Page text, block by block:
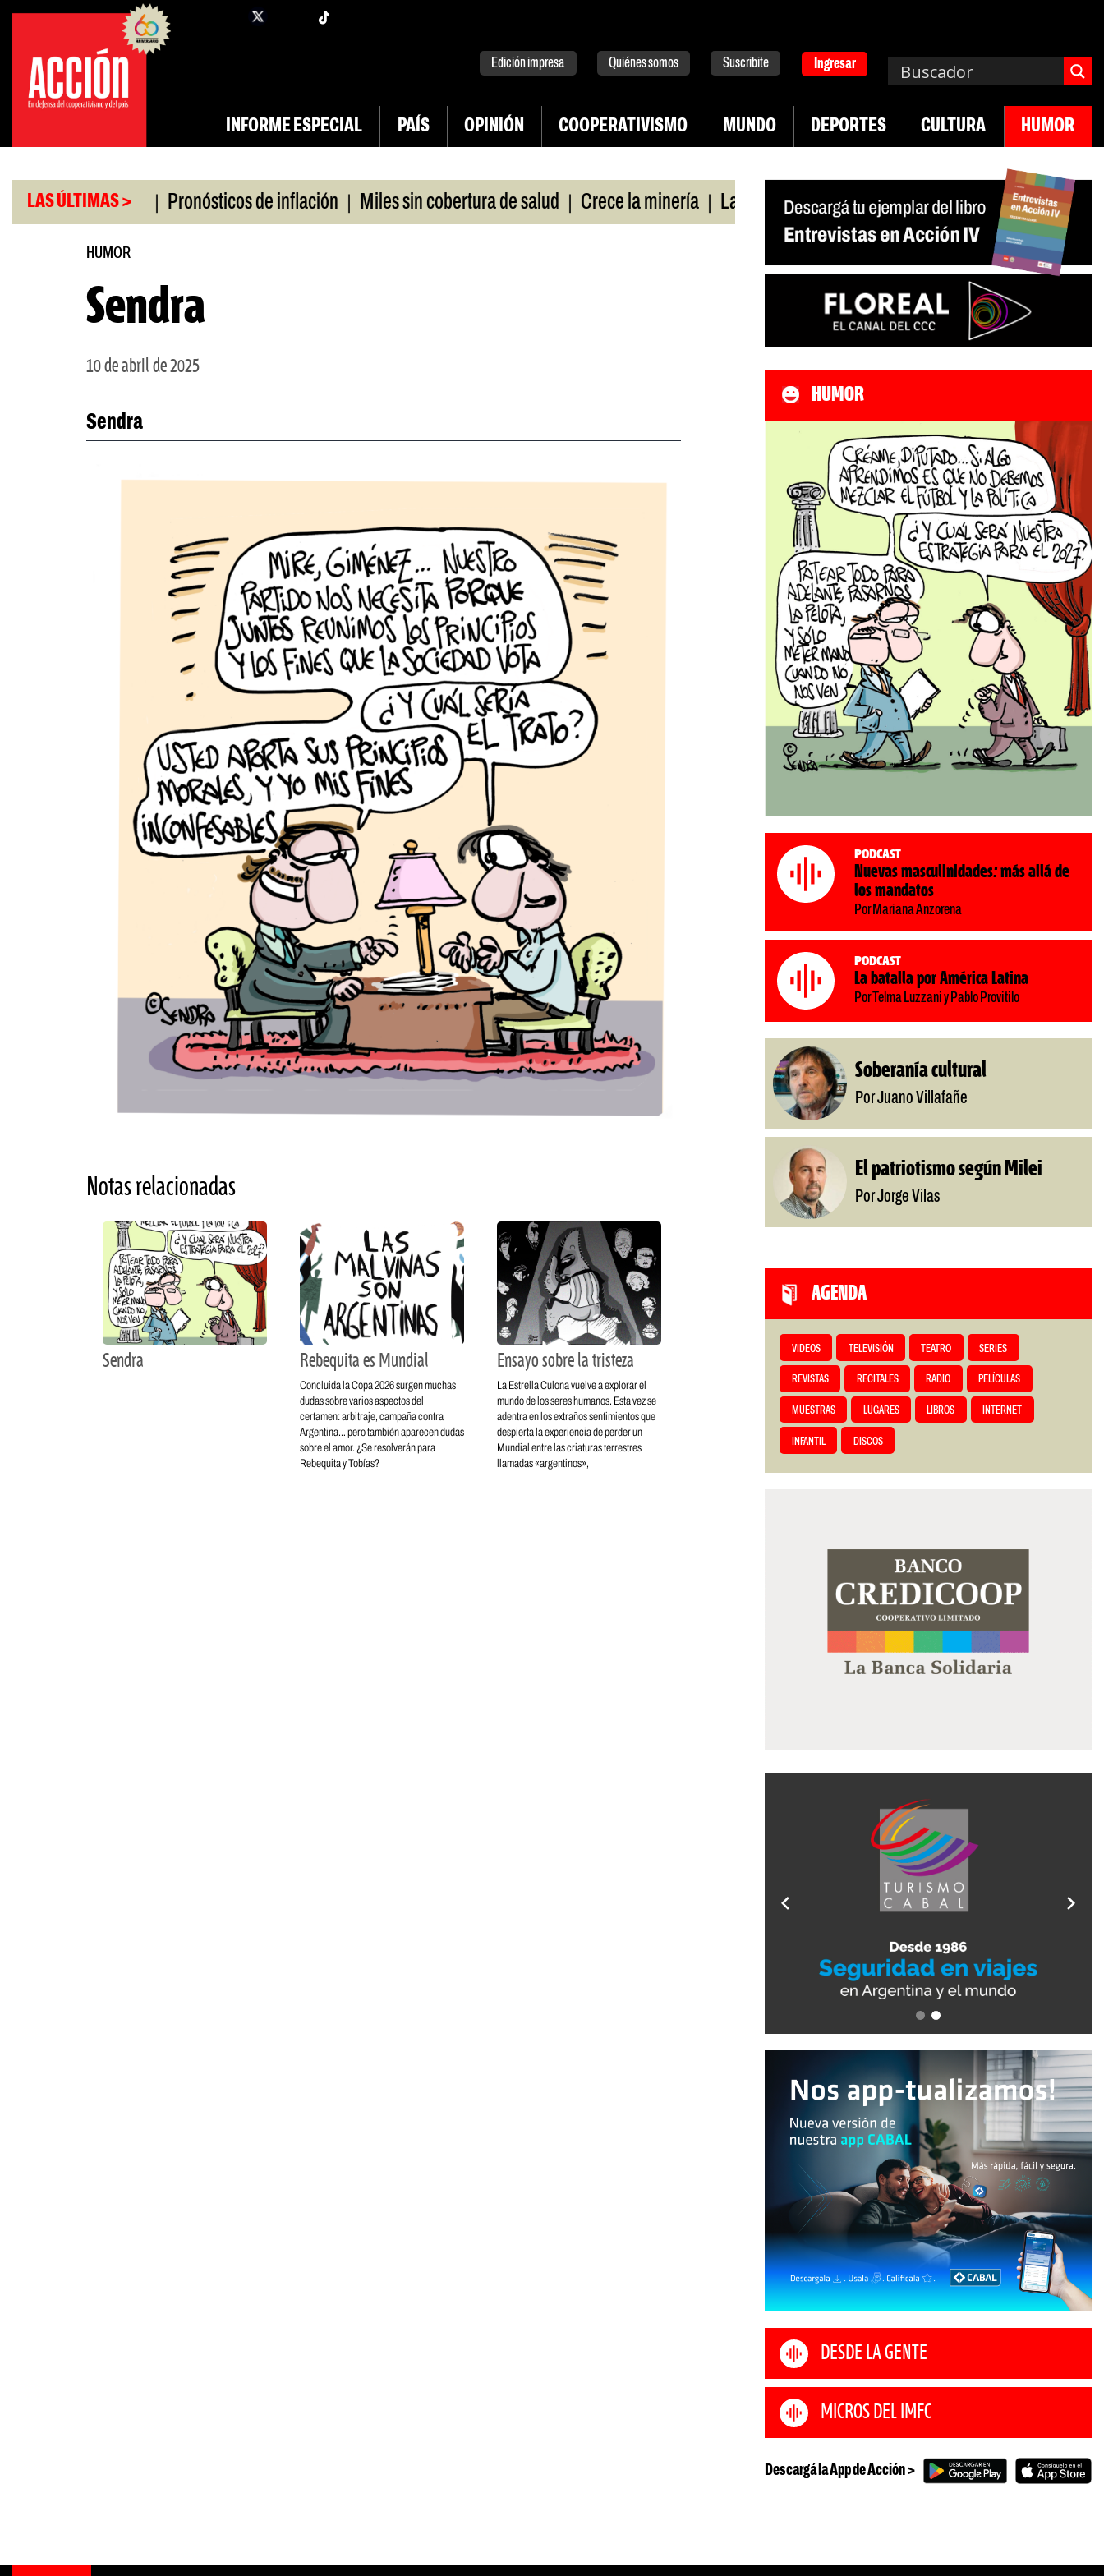
Saltar
contenido
facebook
Edición impresa Quiénes somos Suscribite Ingresar
INFORME ESPECIAL PAÍS OPINIÓN COOPERATIVISMO MUNDO DEPORTES CULTURA HUMOR
LAS ÚLTIMAS >
universitario | Pronósticos de inflación | Miles sin cobertura de salud | Crece la minería | La Pampa. Emergencia en salud mental | Los 43
HUMOR
Sendra
10 de abril de 2025
Sendra
Notas relacionadas
Sendra Rebequita es Mundial
Concluida la Copa 2026 surgen muchas
dudas sobre varios aspectos del
certamen: arbitraje, campaña contra
Argentina… pero también aparecen dudas
sobre el amor. ¿Se resolverán para
Rebequita y Tobías?
Ensayo sobre la tristeza
La Estrella Culona vuelve a explorar el
mundo de los seres humanos. Esta vez se
adentra en los extraños sentimientos que
despierta la experiencia de perder un
Mundial entre las criaturas terrestres
llamadas «argentinos»,
HUMOR
Podcast
Nuevas masculinidades: más allá de
los mandatos
Por Mariana Anzorena
Podcast
La batalla por América Latina
Por Telma Luzzani y Pablo Provitilo
Soberanía cultural
Por Juano Villafañe
El patriotismo según Milei
Por Jorge Vilas
AGENDA
VIDEOS TELEVISIÓN TEATRO SERIES
REVISTAS RECITALES RADIO PELÍCULAS
MUESTRAS LUGARES LIBROS INTERNET
INFANTIL DISCOS
DESDE LA GENTE
MICROS DEL IMFC
Descargá la App de Acción >